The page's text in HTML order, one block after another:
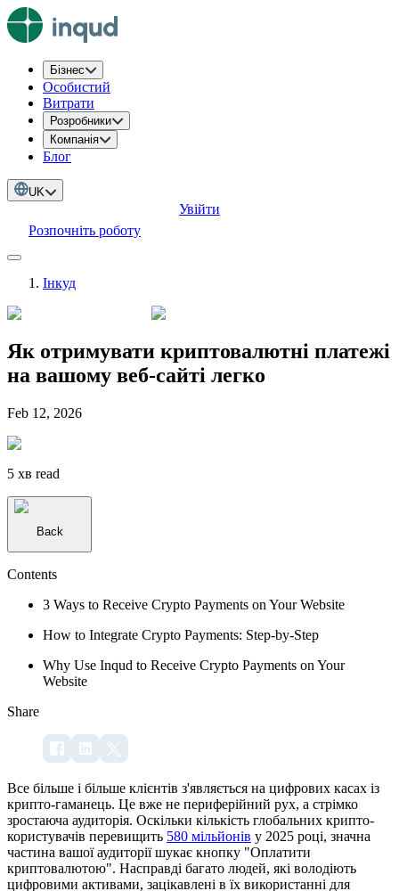
Бізнес
Особистий
Витрати
Розробники
Компанія
Блог
UK
Увійти
Розпочніть роботу
Інкуд
Як отримувати криптовалютні платежі
на вашому веб-сайті легко
Feb 12, 2026
5 хв read
Back
Contents
3 Ways to Receive Crypto Payments on Your Website
How to Integrate Crypto Payments: Step-by-Step
Why Use Inqud to Receive Crypto Payments on Your
Website
Share
Все більше і більше клієнтів з'являється на цифрових касах із
крипто-гаманець. Це вже не периферійний рух, а стрімко
зростаюча аудиторія. Оскільки кількість глобальних крипто-
користувачів перевищить 580 мільйонів у 2025 році, значна
частина вашої аудиторії шукає кнопку "Оплатити
криптовалютою". Насправді багато людей, які володіють
цифровими активами, зацікавлені в їх використанні для